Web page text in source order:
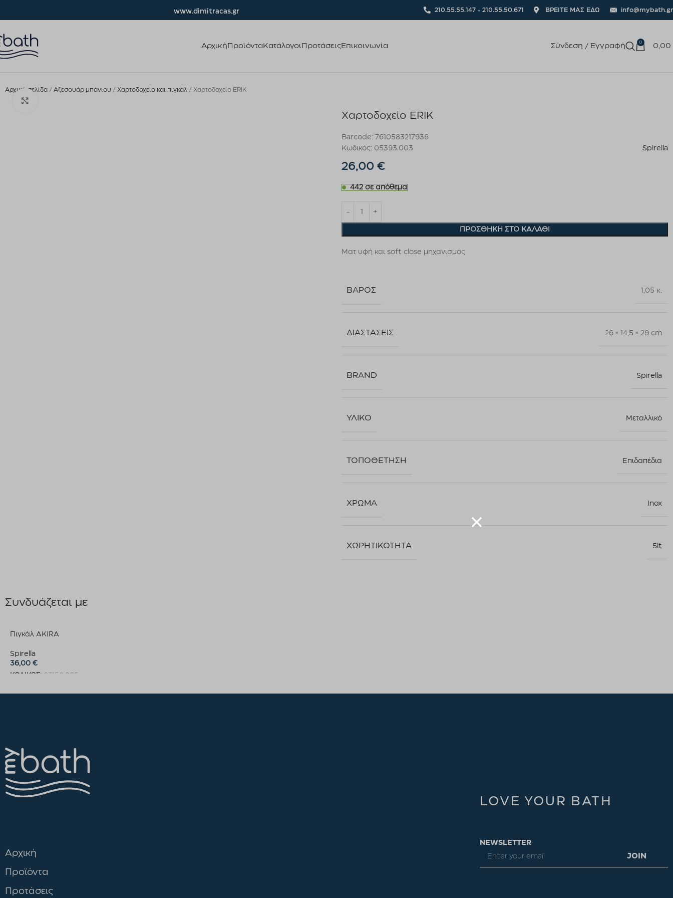
www.dimitracas.gr 210.55.55.147 - 210.55.50.671 ΒΡΕΙΤΕ ΜΑΣ ΕΔΩ info@mybath.gr
Αρχική ΠροϊόνταΚατάλογοι ΠροτάσειςΕπικοινωνία Σύνδεση / Εγγραφή 0 0,00
Αρχική σελίδα Αξεσουάρ μπάνιου Χαρτοδοχείο και πιγκάλ
Χαρτοδοχείο ERIK
Χαρτοδοχείο ERIK
Barcode: 7610583217936
Κωδικός: 05393.003
Spirella
26,00 €
442 σε απόθεμα
ΠΡΟΣΘΉΚΗ ΣΤΟ ΚΑΛΆΘΙ
Ματ υφή και soft close μηχανισμός
ΒΆΡΟΣ 1,05 κ.
ΔΙΑΣΤΆΣΕΙΣ 26 × 14,5 × 29 cm
BRAND Spirella
ΥΛΙΚΌ Μεταλλικό
ΤΟΠΟΘΈΤΗΣΗ Επιδαπέδια
ΧΡΏΜΑ Inox
ΧΩΡΗΤΙΚΌΤΗΤΑ 5lt
Συνδυάζεται με
Πιγκάλ AKIRA
Spirella
36,00 €
Αρχική
Προϊόντα
Προτάσεις
LOVE YOUR BATH
NEWSLETTER
JOIN